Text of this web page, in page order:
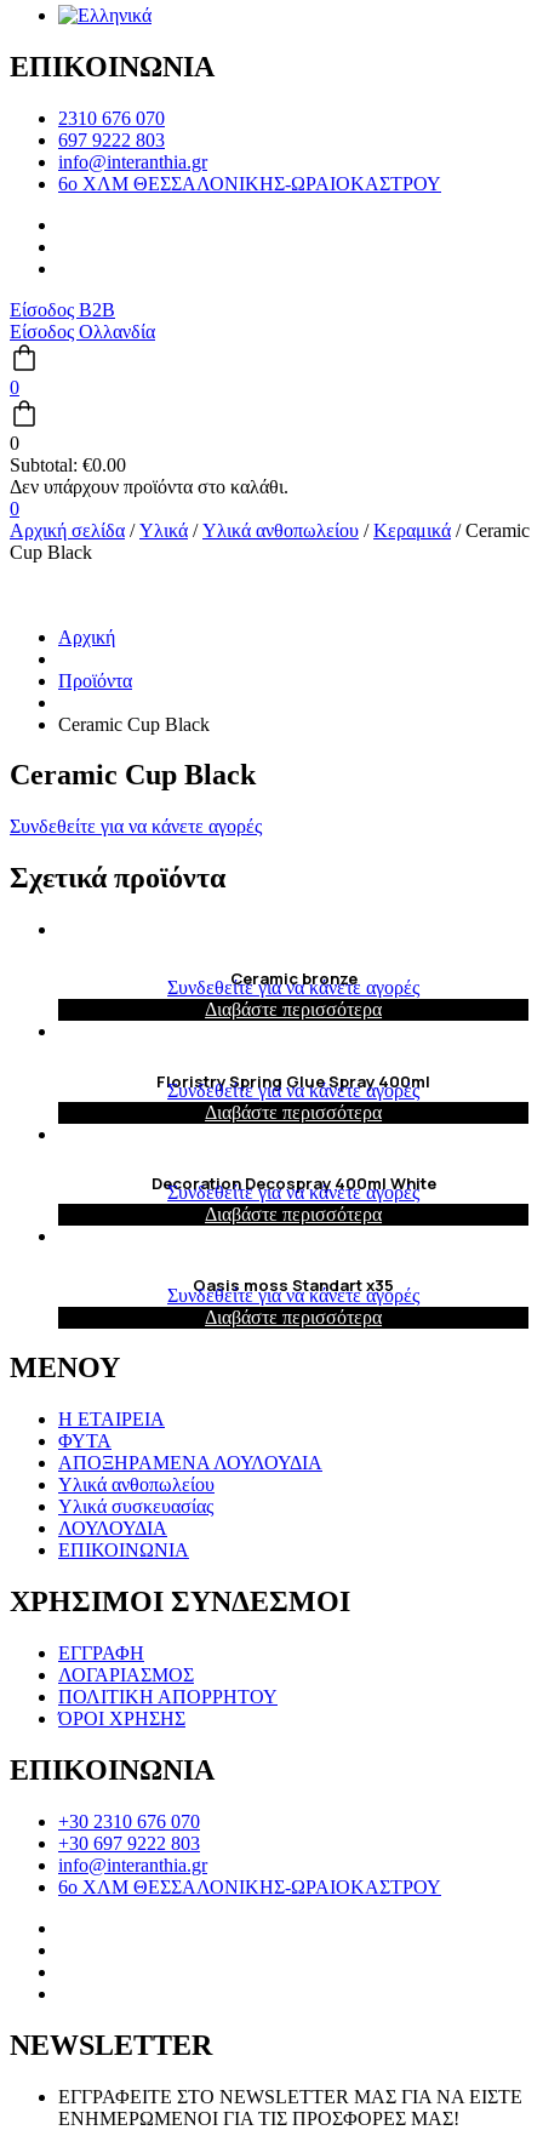
ΕΠΙΚΟΙΝΩΝΙΑ
2310 676 070
697 9222 803
info@interanthia.gr
6ο ΧΛΜ ΘΕΣΣΑΛΟΝΙΚΗΣ-ΩΡΑΙΟΚΑΣΤΡΟΥ
Είσοδος B2B
Είσοδος Ολλανδία
0
0
Subtotal: €0.00
0
Αρχική σελίδα /Υλικά /Υλικά ανθοπωλείου /Κεραμικά / Ceramic
Cup Black
Αρχική
Προϊόντα
Ceramic Cup Black
Ceramic Cup Black
Συνδεθείτε για να κάνετε αγορές
Σχετικά προϊόντα
Ceramic bronze
Συνδεθείτε για να κάνετε αγορές
Διαβάστε περισσότερα
Floristry Spring Glue Spray 400ml
Συνδεθείτε για να κάνετε αγορές
Διαβάστε περισσότερα
Decoration Decospray 400ml White
Συνδεθείτε για να κάνετε αγορές
Διαβάστε περισσότερα
Oasis moss Standart x35
Συνδεθείτε για να κάνετε αγορές
Διαβάστε περισσότερα
ΜΕΝΟΥ
Η ΕΤΑΙΡΕΙΑ
ΦΥΤΑ
ΑΠΟΞΗΡΑΜΕΝΑ ΛΟΥΛΟΥΔΙΑ
Υλικά ανθοπωλείου
Υλικά συσκευασίας
ΛΟΥΛΟΥΔΙΑ
ΕΠΙΚΟΙΝΩΝΙΑ
ΧΡΗΣΙΜΟΙ ΣΥΝΔΕΣΜΟΙ
ΕΓΓΡΑΦΗ
ΛΟΓΑΡΙΑΣΜΟΣ
ΠΟΛΙΤΙΚΗ ΑΠΟΡΡΗΤΟΥ
ΌΡΟΙ ΧΡΗΣΗΣ
ΕΠΙΚΟΙΝΩΝΙΑ
+30 2310 676 070
+30 697 9222 803
info@interanthia.gr
6ο ΧΛΜ ΘΕΣΣΑΛΟΝΙΚΗΣ-ΩΡΑΙΟΚΑΣΤΡΟΥ
NEWSLETTER
ΕΓΓΡΑΦΕΙΤΕ ΣΤΟ NEWSLETTER ΜΑΣ ΓΙΑ ΝΑ ΕΙΣΤΕ
ΕΝΗΜΕΡΩΜΕΝΟΙ ΓΙΑ ΤΙΣ ΠΡΟΣΦΟΡΕΣ ΜΑΣ!